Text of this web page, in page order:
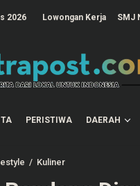
2026 Lowongan Kerja SMJ
PERISTIWA DAERAH
/ Kuliner